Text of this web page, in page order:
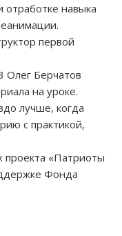
отработке навыка
первой
Олег Берчатов
на уроке.
лучше, когда
с практикой,
проекта «Патриоты
Фонда